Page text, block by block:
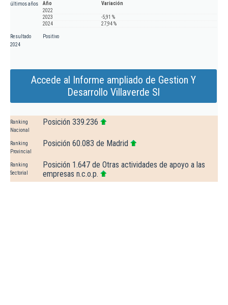
últimos años
Año
Variación
2022
2023
-5,91 %
2024
27,94 %
Resultado
2024
Positivo
Accede al Informe ampliado de Gestion Y
Desarrollo Villaverde Sl
Ranking
Nacional
Posición 339.236
Ranking
Provincial
Posición 60.083 de Madrid
Ranking
Sectorial
Posición 1.647 de Otras actividades de apoyo a las
empresas n.c.o.p.